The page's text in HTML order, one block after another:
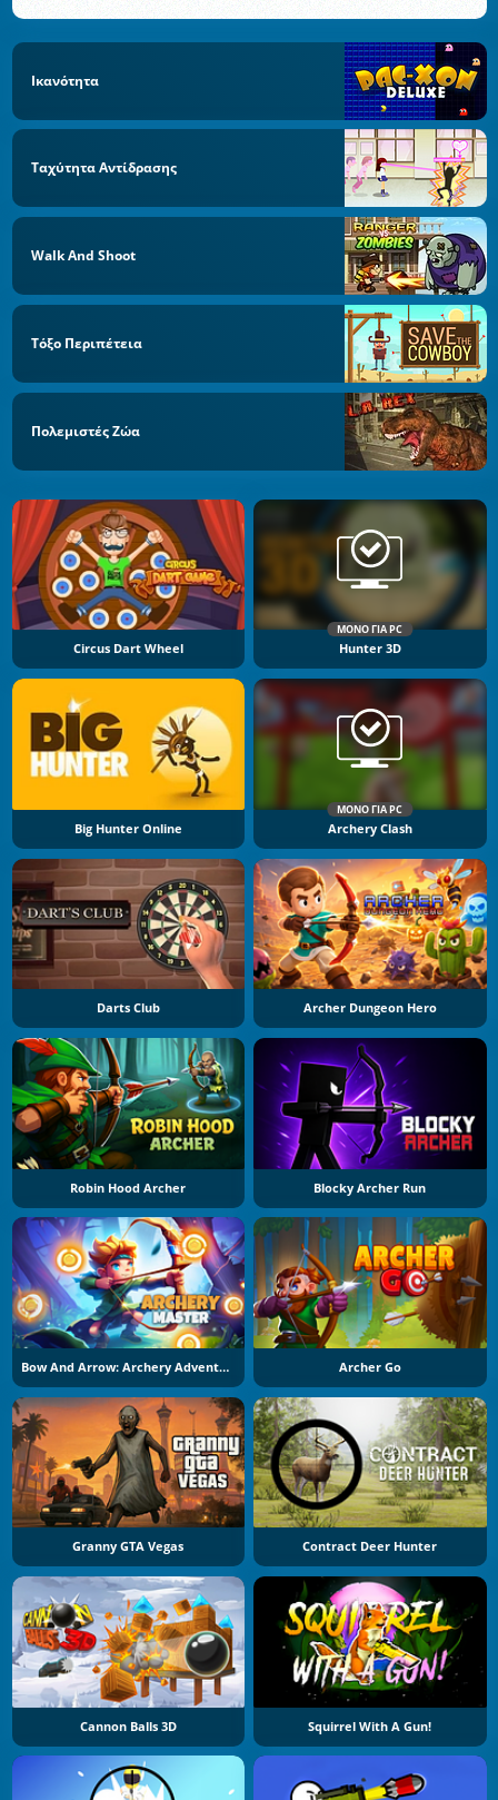
Ικανότητα
Ταχύτητα Αντίδρασης
Walk And Shoot
Τόξο Περιπέτεια
Πολεμιστές Ζώα
Circus Dart Wheel
ΜΌΝΟ ΓΙΑ PC
Hunter 3D
Big Hunter Online
ΜΌΝΟ ΓΙΑ PC
Archery Clash
Darts Club Archer Dungeon Hero
Robin Hood Archer Blocky Archer Run
Bow And Arrow: Archery Adventure Archer Go
Granny GTA Vegas Contract Deer Hunter
Cannon Balls 3D Squirrel With A Gun!